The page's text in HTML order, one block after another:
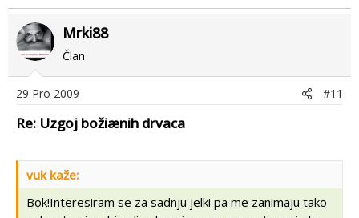
Mrki88
Član
29 Pro 2009 #11
Re: Uzgoj božiænih drvaca
vuk kaže:
Bok!Interesiram se za sadnju jelki pa me zanimaju tako